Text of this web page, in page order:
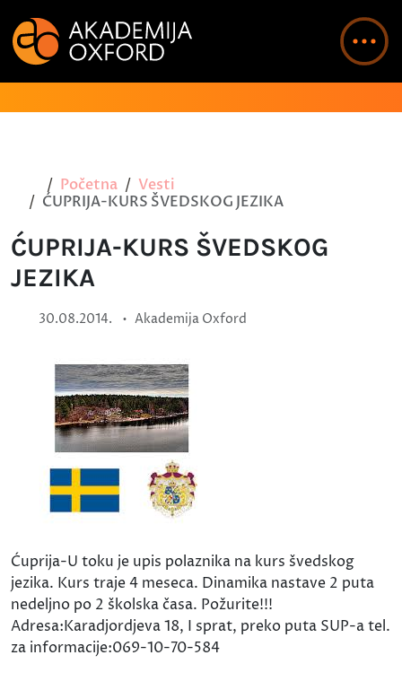
Početna
Vesti
ĆUPRIJA-KURS ŠVEDSKOG JEZIKA
ĆUPRIJA-KURS ŠVEDSKOG
JEZIKA
30.08.2014. • Akademija Oxford
Ćuprija-U toku je upis polaznika na kurs švedskog
jezika. Kurs traje 4 meseca. Dinamika nastave 2 puta
nedeljno po 2 školska časa. Požurite!!!
Adresa:Karadjordjeva 18, I sprat, preko puta SUP-a tel.
za informacije:069-10-70-584